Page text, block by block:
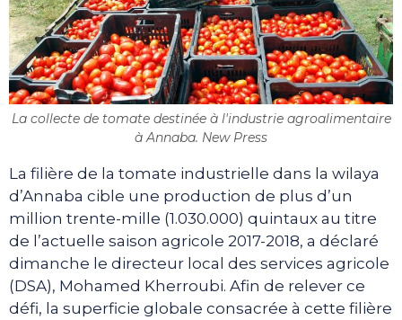
La collecte de tomate destinée à l'industrie agroalimentaire
à Annaba. New Press
La filière de la tomate industrielle dans la wilaya
d’Annaba cible une production de plus d’un
million trente-mille (1.030.000) quintaux au titre
de l’actuelle saison agricole 2017-2018, a déclaré
dimanche le directeur local des services agricole
(DSA), Mohamed Kherroubi. Afin de relever ce
défi, la superficie globale consacrée à cette filière